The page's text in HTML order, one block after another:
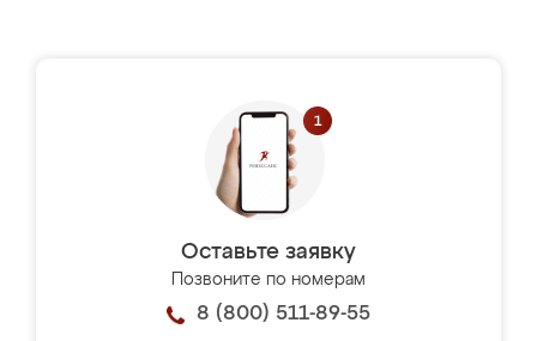
Оставьте заявку
Позвоните по номерам
8 (800) 511-89-55